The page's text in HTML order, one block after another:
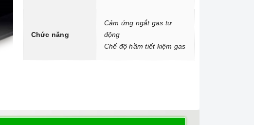
Chức năng
Cảm ứng ngắt gas tự
động
Chế độ hầm tiết kiệm gas